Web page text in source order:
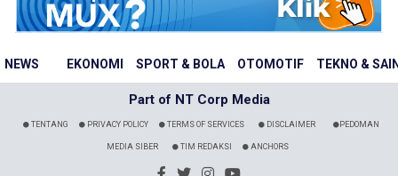
NEWS EKONOMI SPORT & BOLA OTOMOTIF TEKNO &
Part of NT Corp Media
TENTANG PRIVACY POLICY TERMS OF SERVICES DISCLAIMER PEDOMAN
MEDIA SIBER TIM REDAKSI ANCHORS